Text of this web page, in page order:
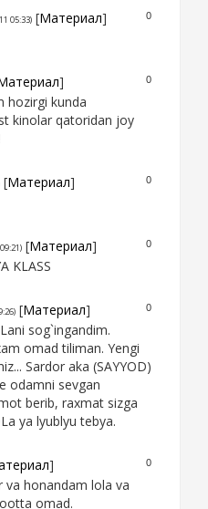
0
05:33) [Материал]
0
]
hozirgi kunda
kinolar qatoridan joy
0
[Материал]
0
[Материал]
KLASS
0
[Материал]
sog`ingandim.
omad tiliman. Yengi
Sardor aka (SAYYOD)
odamni sevgan
berib, raxmat sizga
ya lyublyu tebya.
0
]
va honandam lola va
omad.